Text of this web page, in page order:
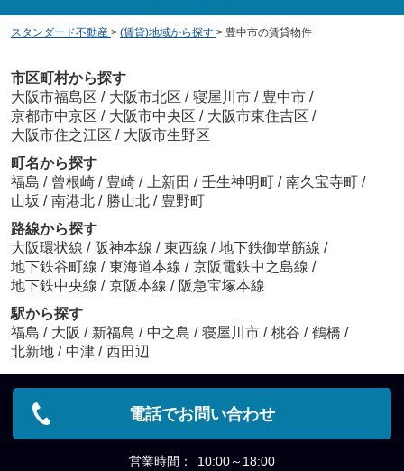
スタンダード不動産 > (賃貸)地域から探す > 豊中市の賃貸物件
市区町村から探す
大阪市福島区 / 大阪市北区 / 寝屋川市 / 豊中市 /
京都市中京区 / 大阪市中央区 / 大阪市東住吉区 /
大阪市住之江区 / 大阪市生野区
町名から探す
福島 / 曾根崎 / 豊崎 / 上新田 / 壬生神明町 / 南久宝寺町 /
山坂 / 南港北 / 勝山北 / 豊野町
路線から探す
大阪環状線 / 阪神本線 / 東西線 / 地下鉄御堂筋線 /
地下鉄谷町線 / 東海道本線 / 京阪電鉄中之島線 /
地下鉄中央線 / 京阪本線 / 阪急宝塚本線
駅から探す
福島 / 大阪 / 新福島 / 中之島 / 寝屋川市 / 桃谷 / 鶴橋 /
北新地 / 中津 / 西田辺
電話でお問い合わせ
営業時間： 10:00～18:00